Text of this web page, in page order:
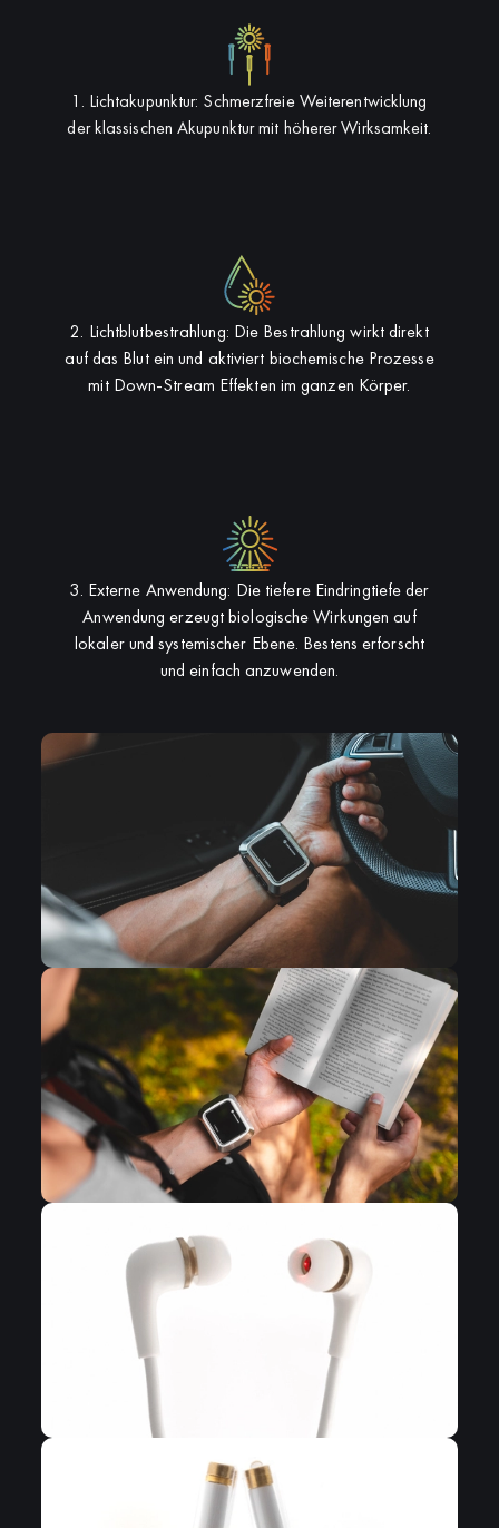
1. Lichtakupunktur: Schmerzfreie Weiterentwicklung
der klassischen Akupunktur mit höherer Wirksamkeit.
2. Lichtblutbestrahlung: Die Bestrahlung wirkt direkt
auf das Blut ein und aktiviert biochemische Prozesse
mit Down-Stream Effekten im ganzen Körper.
3. Externe Anwendung: Die tiefere Eindringtiefe der
Anwendung erzeugt biologische Wirkungen auf
lokaler und systemischer Ebene. Bestens erforscht
und einfach anzuwenden.